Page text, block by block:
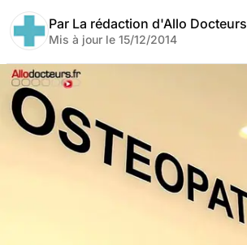
Par La rédaction d'Allo Docteurs
Mis à jour le 15/12/2014